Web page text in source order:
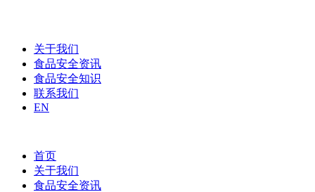
关于我们
食品安全资讯
食品安全知识
联系我们
EN
首页
关于我们
食品安全资讯